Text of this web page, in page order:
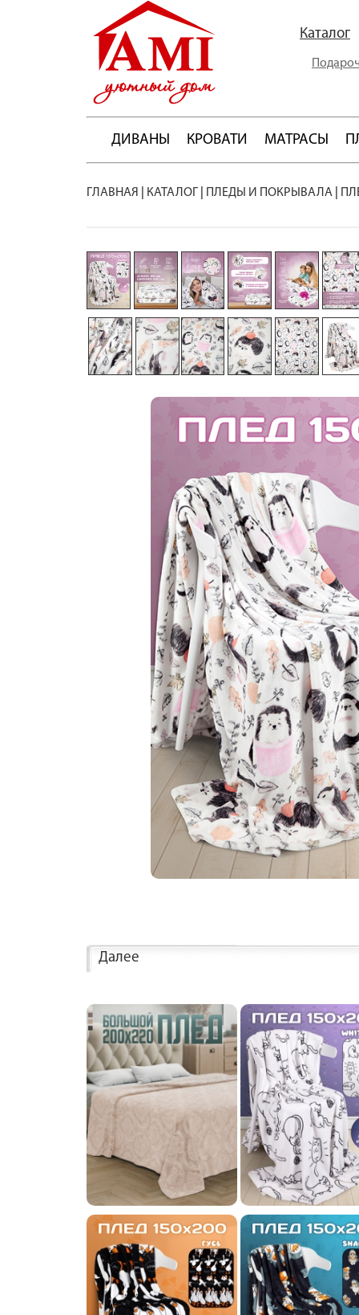
Каталог
ДИВАНЫ КРОВАТИ МАТРАСЫ
ГЛАВНАЯ КАТАЛОГ ПЛЕДЫ И ПОКРЫВАЛА
Далее